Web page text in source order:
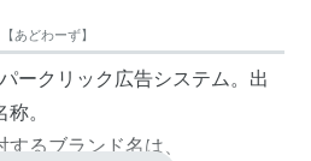
【あどわーず】
ークリック広告システム。出
。
るブランド名は、